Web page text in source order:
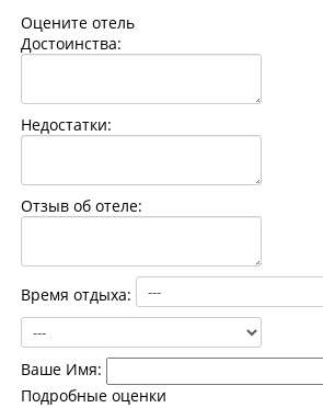
Как купить
Контакты
Оцените отель
Достоинства:
Недостатки:
Отзыв об отеле:
Время отдыха:
Ваше Имя:
Подробные оценки